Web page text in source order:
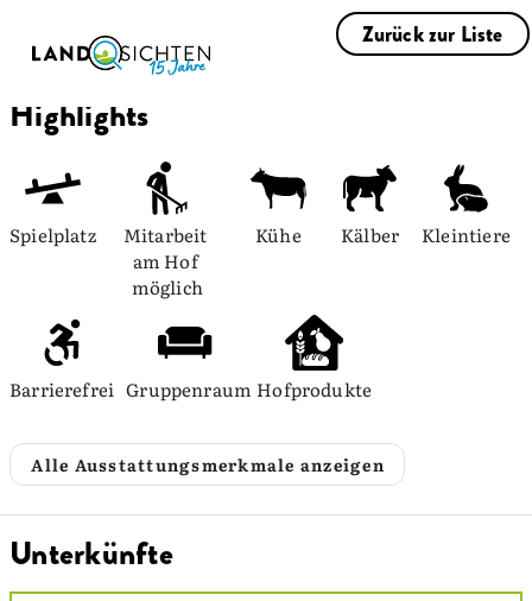
Zurück zur Liste
Highlights
Spielplatz
Mitarbeit
am Hof
möglich
Kühe Kälber Kleintiere
Barrierefrei Gruppenraum Hofprodukte
Alle Ausstattungsmerkmale anzeigen
Unterkünfte